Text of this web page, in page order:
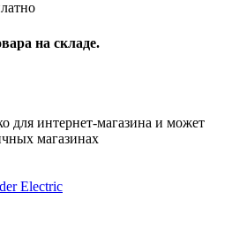
на складе.
для интернет-магазина и может
магазинах
Electric